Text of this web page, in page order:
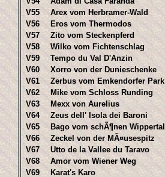
V55
Arex vom Herbramer-Wald
V56
Eros vom Thermodos
V57
Zito vom Steckenpferd
V58
Wilko vom Fichtenschlag
V59
Tempo du Val D'Anzin
V60
Xorro von der Dunieschenke
V61
Zerbus vom Emkendorfer Park
V62
Mike vom Schloss Runding
V63
Mexx von Aurelius
V64
Zeus dell' Isola dei Baroni
V65
Bago vom schÃ¶nen Wippertal
V66
Zeckel von der MÃ¤usespitz
V67
Utto de la Vallee du Taravo
V68
Amor vom Wiener Weg
V69
Karat's Karo